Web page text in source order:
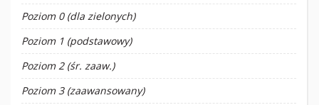
Poziom 0 (dla zielonych)
Poziom 1 (podstawowy)
Poziom 2 (śr. zaaw.)
Poziom 3 (zaawansowany)